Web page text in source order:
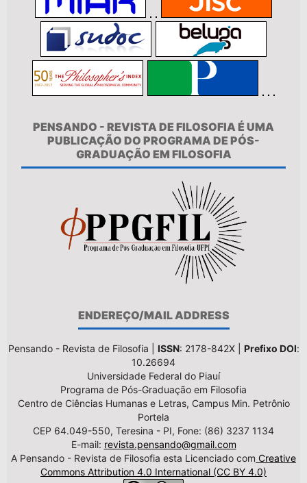
PENSANDO - REVISTA DE FILOSOFIA É UMA
PUBLICAÇÃO DO PROGRAMA DE PÓS-
GRADUAÇÃO EM FILOSOFIA
ENDEREÇO/MAIL ADDRESS
Pensando - Revista de Filosofia | ISSN: 2178-842X | Prefixo DOI:
10.26694
Universidade Federal do Piauí
Programa de Pós-Graduação em Filosofia
Centro de Ciências Humanas e Letras, Campus Min. Petrônio
Portela
CEP 64.049-550, Teresina - PI, Fone: (86) 3237 1134
E-mail: revista.pensando@gmail.com
A Pensando - Revista de Filosofia esta Licenciado com Creative
Commons Attribution 4.0 International (CC BY 4.0)